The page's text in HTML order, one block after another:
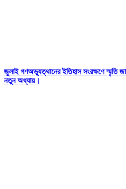
জুলাই গণঅভ্যুত্থানের ইতিহাস সংরক্ষণে স্মৃতি
নতুন অধ্যায়।